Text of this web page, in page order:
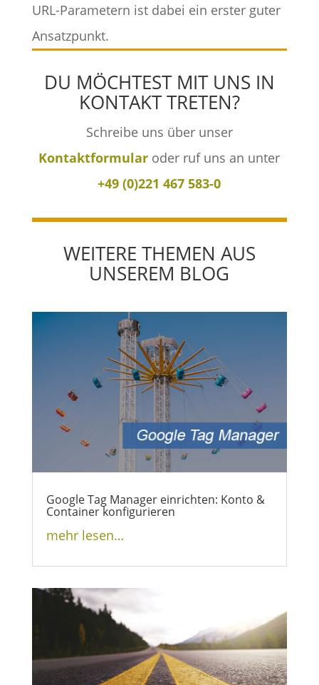
URL-Parametern ist dabei ein erster guter
Ansatzpunkt.
DU MÖCHTEST MIT UNS IN
KONTAKT TRETEN?
Schreibe uns über unser
Kontaktformular oder ruf uns an unter
+49 (0)221 467 583-0
WEITERE THEMEN AUS
UNSEREM BLOG
Google Tag Manager einrichten: Konto &
Container konfigurieren
mehr lesen…